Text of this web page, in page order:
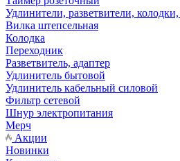
Удлинители, разветвители,
Вилка штепсельная
Колодка
Переходник
Разветвитель, адаптер
Удлинитель бытовой
Удлинитель кабельный силовой
Фильтр сетевой
Шнур электропитания
Мерч
Акции
Новинки